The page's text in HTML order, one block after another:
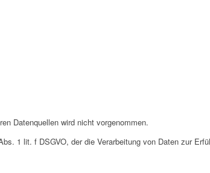
Datenquellen wird nicht vorgenommen.
1 lit. f DSGVO, der die Verarbeitung von Daten zur